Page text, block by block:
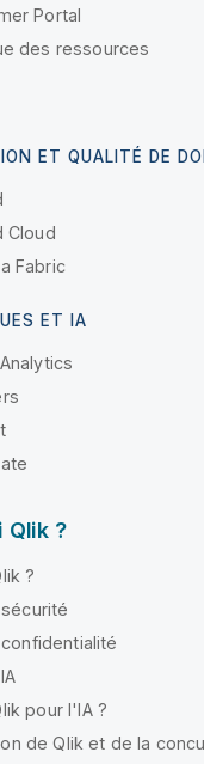
Portal
des ressources
ET QUALITÉ DE
Cloud
Fabric
ET IA
Qlik ?
?
pour l'IA ?
de Qlik et de la